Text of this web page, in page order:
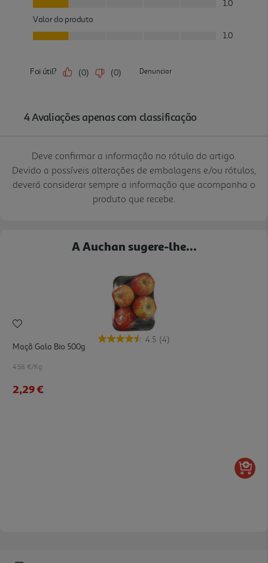
Deve confirmar a informação no rótulo do artigo.
Devido a possíveis alterações de embalagens e/ou rótulos,
deverá considerar sempre a informação que acompanha o
produto que recebe.
A Auchan sugere-lhe...
4.5 (4)
Maçã Gala Bio 500g
4.58 €/Kg
2,29 €